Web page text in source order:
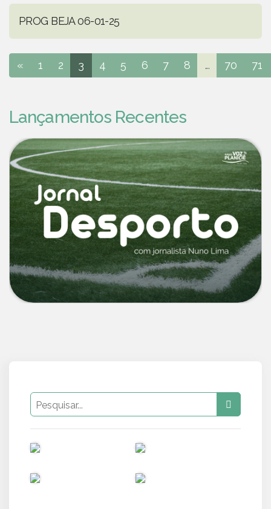
PROG BEJA 06-01-25
« 1 2 3 4 5 6 7 8 ... 70 71
Lançamentos Recentes